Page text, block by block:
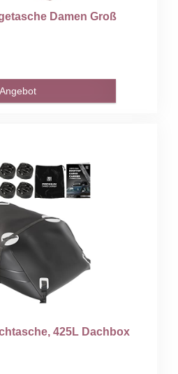
Damen Groß
425L Dachbox